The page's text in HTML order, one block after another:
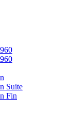
Suite
Fin